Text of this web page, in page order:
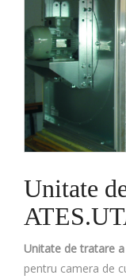
Unitate
Unitate de tratare a
pentru camera de